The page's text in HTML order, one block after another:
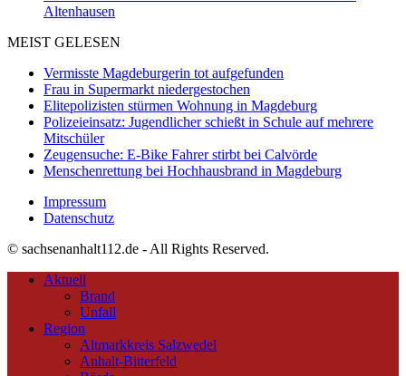
Altenhausen
MEIST GELESEN
Vermisste Magdeburgerin tot aufgefunden
Frau in Supermarkt niedergestochen
Elitepolizisten stürmen Wohnung in Magdeburg
Polizeieinsatz: Jugendlicher schießt in Schule auf mehrere
Mitschüler
Zeugensuche: E-Bike Fahrer stirbt bei Calvörde
Menschenrettung bei Hochhausbrand in Magdeburg
Impressum
Datenschutz
© sachsenanhalt112.de - All Rights Reserved.
Aktuell
Brand
Unfall
Region
Altmarkkreis Salzwedel
Anhalt-Bitterfeld